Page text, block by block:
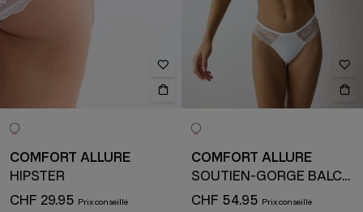
COMFORT ALLURE
HIPSTER
CHF 29.95
COMFORT ALLURE
SOUTIEN-GORGE BALCONNET
CHF 54.95